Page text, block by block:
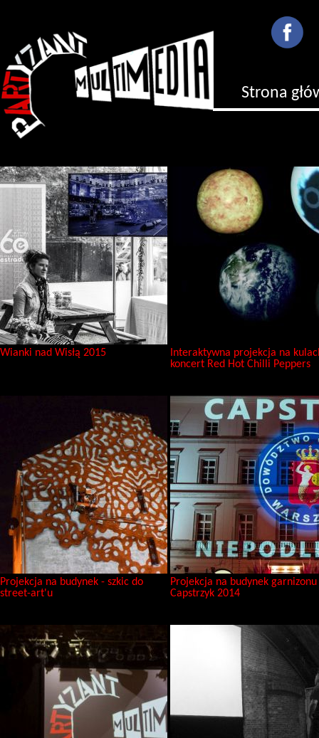
Strona
Wianki nad Wisłą 2015
Interaktywna projekcja na
koncert Red Hot Chilli Peppers
Projekcja na budynek - szkic do
street-art'u
Projekcja na budynek garnizonu
Capstrzyk 2014